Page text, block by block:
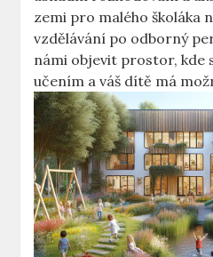
zemi pro malého školáka
vzdělávání po odborný
námi objevit prostor, kde
učením a váš dítě má